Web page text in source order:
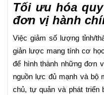
Tối ưu hóa
đơn vị hành
Việc giảm số lượng tỉnh/
giản lược mang tính cơ
để hình thành những đơn
nguồn lực đủ mạnh và bộ
chủ, tự quản và phát triển